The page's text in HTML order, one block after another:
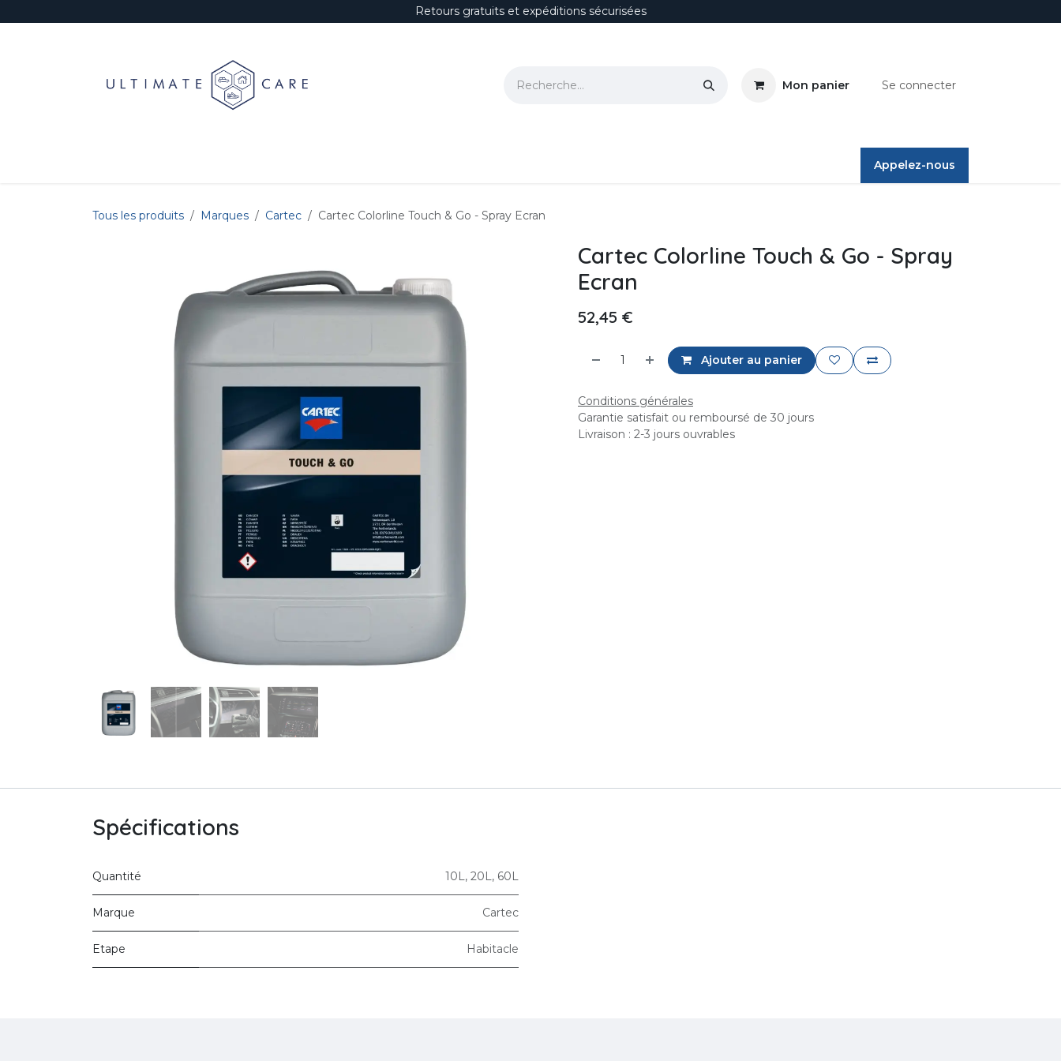
Retours gratuits et expéditions sécurisées
Mon panier Se connecter
Appelez-nous
Tous les produits Marques Cartec Cartec Colorline Touch & Go - Spray Ecran
Cartec Colorline Touch & Go - Spray
Ecran
52,45 €
Ajouter au panier
Conditions générales
Garantie satisfait ou remboursé de 30 jours
Livraison : 2-3 jours ouvrables
Spécifications
Quantité 10L, 20L, 60L
Marque Cartec
Etape Habitacle